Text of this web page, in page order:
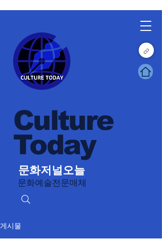
Culture
Today
문화저널오늘
문화예술전문매체
게시물